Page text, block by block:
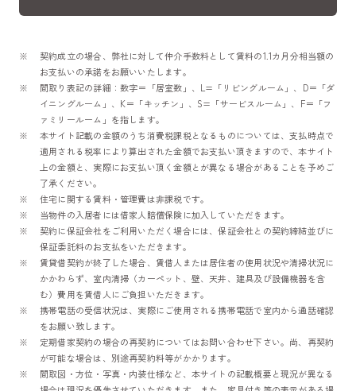
契約成立の場合、弊社に対して仲介手数料として賃料の1.1カ月分相当額の
お支払いの承諾をお願いいたします。
間取り表記の詳細：数字＝「居室数」、L=「リビングルーム」、D＝「ダ
イニングルーム」、K＝「キッチン」、S=「サービスルーム」、F＝「フ
ァミリールーム」を指します。
本サイト記載の金額のうち消費税課税となるものについては、支払時点で
適用される税率により算出された金額でお支払い頂きますので、本サイト
上の金額と、実際にお支払い頂く金額とが異なる場合があることを予めご
了承ください。
住宅に関する賃料・管理費は非課税です。
当物件の入居者には借家人賠償保険に加入していただきます。
契約に保証会社をご利用いただく場合には、保証会社との契約締結並びに
保証委託料のお支払をいただきます。
賃貸借契約が終了した場合、賃借人または居住者の使用状況や清掃状況に
かかわらず、室内清掃（カーペット、壁、天井、建具及び設備機器を含
む）費用を賃借人にご負担いただきます。
携帯電話の受信状況は、実際にご使用される携帯電話で室内から通話確認
をお願い致します。
定期借家契約の場合の再契約についてはお問い合わせ下さい。尚、再契約
が可能な場合は、別途再契約料等がかかります。
間取図・方位・写真・内装仕様など、本サイトの記載概要と現況が異なる